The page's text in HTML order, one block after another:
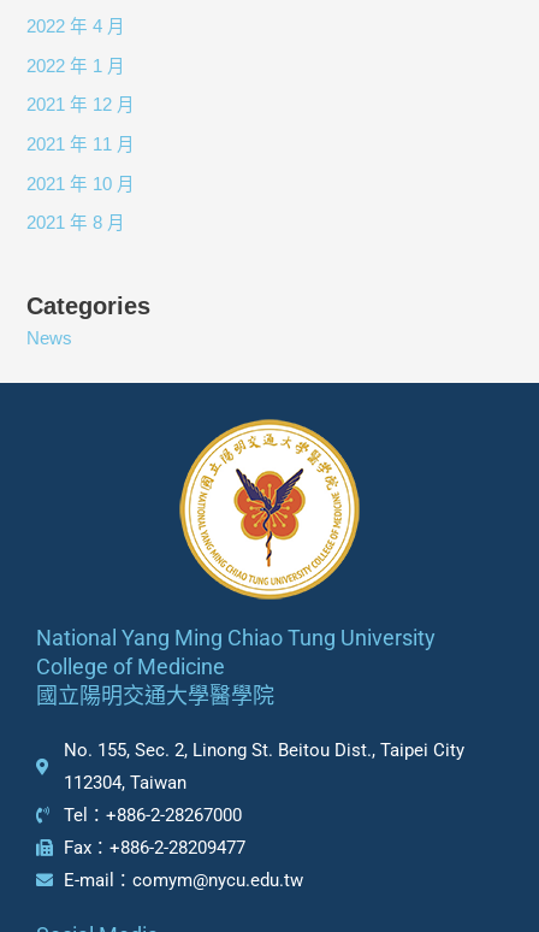
2022 年 4 月
2022 年 1 月
2021 年 12 月
2021 年 11 月
2021 年 10 月
2021 年 8 月
Categories
News
National Yang Ming Chiao Tung University
College of Medicine
國立陽明交通大學醫學院
No. 155, Sec. 2, Linong St. Beitou Dist., Taipei City
112304, Taiwan
Tel：+886-2-28267000
Fax：+886-2-28209477
E-mail：comym@nycu.edu.tw